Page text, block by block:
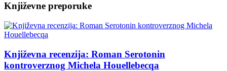
Književne preporuke
Književna recenzija: Roman Serotonin
kontroverznog Michela Houellebecqa